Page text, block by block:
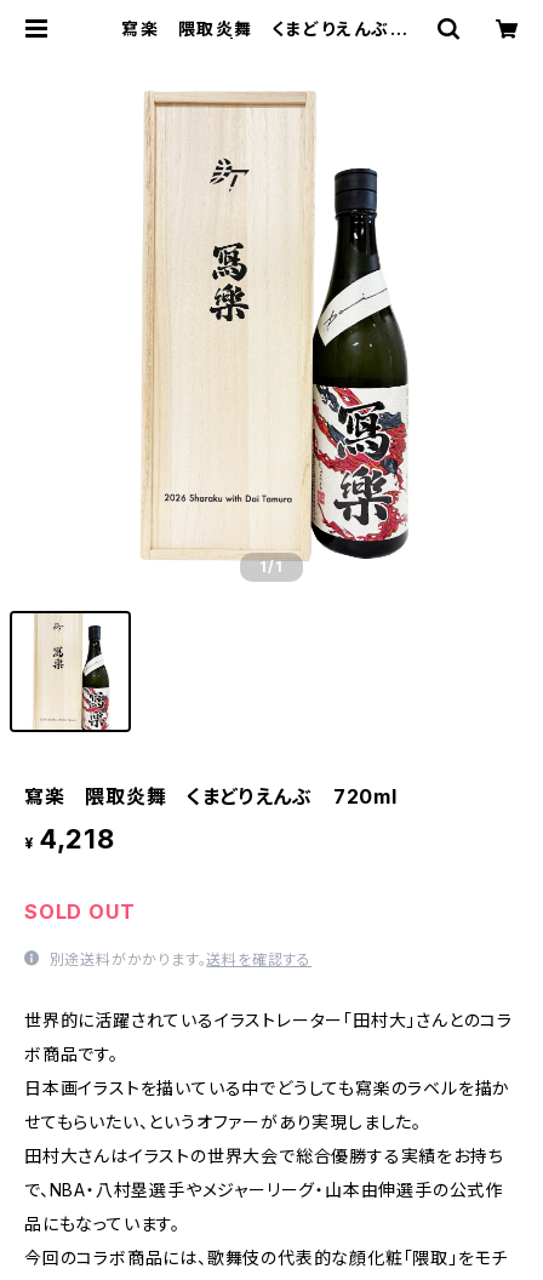
寫楽 隈取炎舞 くまどりえんぶ 7
1/1
寫楽 隈取炎舞 くまどりえんぶ 720ml
¥ 4,218
SOLD OUT
別途送料がかかります。送料を確認する
世界的に活躍されているイラストレーター「田村大」さんとのコラ
ボ商品です。
日本画イラストを描いている中でどうしても寫楽のラベルを描か
せてもらいたい、というオファーがあり実現しました。
田村大さんはイラストの世界大会で総合優勝する実績をお持ち
で、NBA・八村塁選手やメジャーリーグ・山本由伸選手の公式作
品にもなっています。
今回のコラボ商品には、歌舞伎の代表的な顔化粧「隈取」をモチ